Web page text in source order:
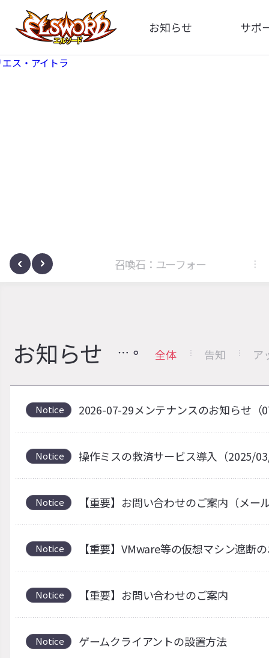
お知らせ
全体
サポ
サノヴァ 召喚石：ユーフォー
お知らせ 全体 告知 ア
Notice 2026-07-29メンテナンスのお知らせ（
Notice 操作ミスの救済サービス導入（2025/
Notice 【重要】お問い合わせのご案内（メー
Notice 【重要】VMware等の仮想マシン遮断
Notice 【重要】お問い合わせのご案内
Notice ゲームクライアントの設置方法